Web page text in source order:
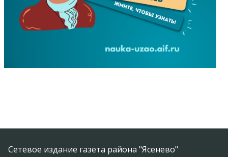
Сетевое издание газета района "Ясенево"